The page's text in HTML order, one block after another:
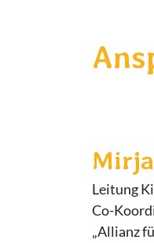
Leitung
Co-
„Allianz